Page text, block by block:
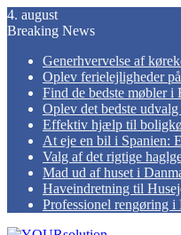
4. august
Breaking News
Generhvervelse af
Oplev ferielejligheder
Find de bedste møbler i
Oplev det bedste
Effektiv hjælp til
At eje en bil i Spanien:
Valg af det rigtige
Mad ud af huset i
Haveindretning til
Professionel rengøring i